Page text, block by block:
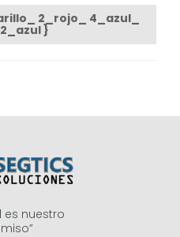
2_rojo_ 4_azul_
}
es nuestro